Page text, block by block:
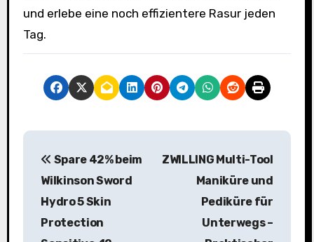
und erlebe eine noch effizientere Rasur jeden
Tag.
B
Spare 42% beim
Wilkinson Sword
Hydro 5 Skin
Protection
ZWILLING Multi-Tool
Maniküre und
Pediküre für
Unterwegs –